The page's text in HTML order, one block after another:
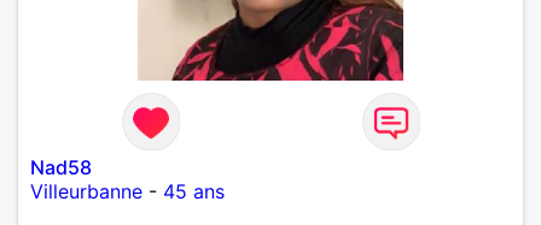
Nad58
Villeurbanne - 45 ans